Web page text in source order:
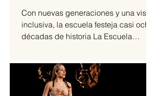
Con nuevas generaciones y una visión
inclusiva, la escuela festeja casi ocho
décadas de historia La Escuela